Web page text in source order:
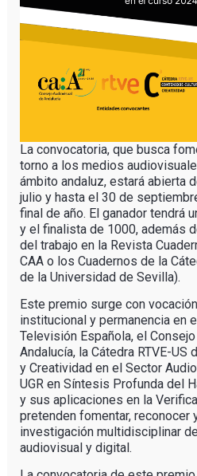
La convocatoria, que busca
torno a los medios
ámbito andaluz, estará abierta
julio y hasta el 30 de
final de año. El ganador tendrá
y el finalista de 1000, además
del trabajo en la Revista
CAA o los Cuadernos de la
de la Universidad de Sevilla).
Este premio surge con
institucional y permanencia en
Televisión Española, el
Andalucía, la Cátedra RTVE-US
y Creatividad en el Sector
UGR en Síntesis Profunda del
y sus aplicaciones en la
pretenden fomentar, reconocer
investigación multidisciplinar
audiovisual y digital.